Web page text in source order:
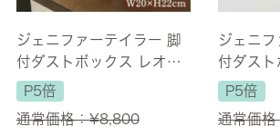
ジェニファーテイラー 脚
付ダストボックス レオー
ネピンク(Leone-PK) 【送
料無料】
P5倍
通常価格：¥8,800
ジェニフ
付ダスト
ピンク
料無料】
P5倍
通常価格